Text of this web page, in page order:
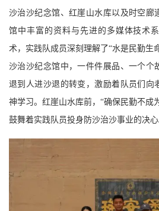
沙治沙纪念馆、红崖山水库以及时空廊
馆中丰富的资料与先进的多媒体技术
术，实践队成员深刻理解了“水是民勤生
沙治沙纪念馆中，一件件展品、一个个
退到人进沙退的转变，激励着队员们向
神学习。红崖山水库前，“确保民勤不成
鼓舞着实践队员投身防沙治沙事业的决心